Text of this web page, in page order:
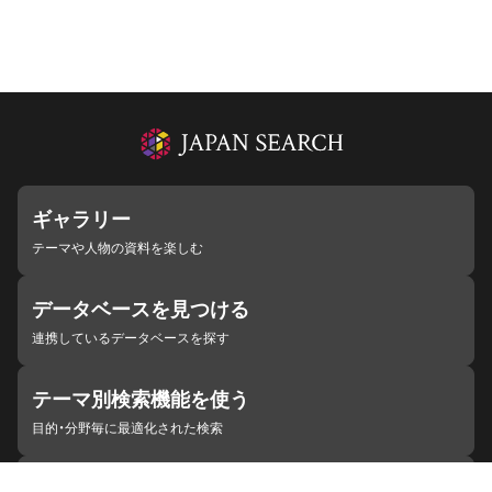
ギャラリー
テーマや人物の資料を楽しむ
データベースを見つける
連携しているデータベースを探す
テーマ別検索機能を使う
目的・分野毎に最適化された検索